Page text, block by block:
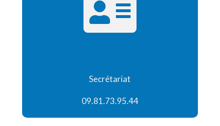

Secrétariat
09.81.73.95.44